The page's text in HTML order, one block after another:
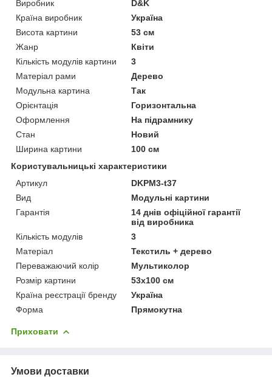
Виробник
D&K
Країна виробник
Україна
Висота картини
53 см
Жанр
Квіти
Кількість модулів картини
3
Матеріал рами
Дерево
Модульна картина
Так
Орієнтація
Горизонтальна
Оформлення
На підрамнику
Стан
Новий
Ширина картини
100 см
Користувальницькі характеристики
Артикул
DKPM3-t37
Вид
Модульні картини
Гарантія
14 днів офіційної гарантії
від виробника
Кількість модулів
3
Матеріал
Текстиль + дерево
Переважаючий колір
Мультиколор
Розмір картини
53х100 см
Країна реєстрації бренду
Україна
Форма
Прямокутна
Приховати
Умови доставки